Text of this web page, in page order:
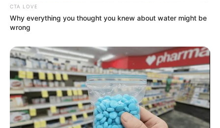
CTA LOVE
Why everything you thought you knew about water might be
wrong